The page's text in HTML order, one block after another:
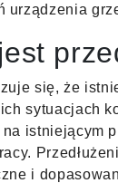
urządzenia
się, że
sytuacjach
istniejącym
i